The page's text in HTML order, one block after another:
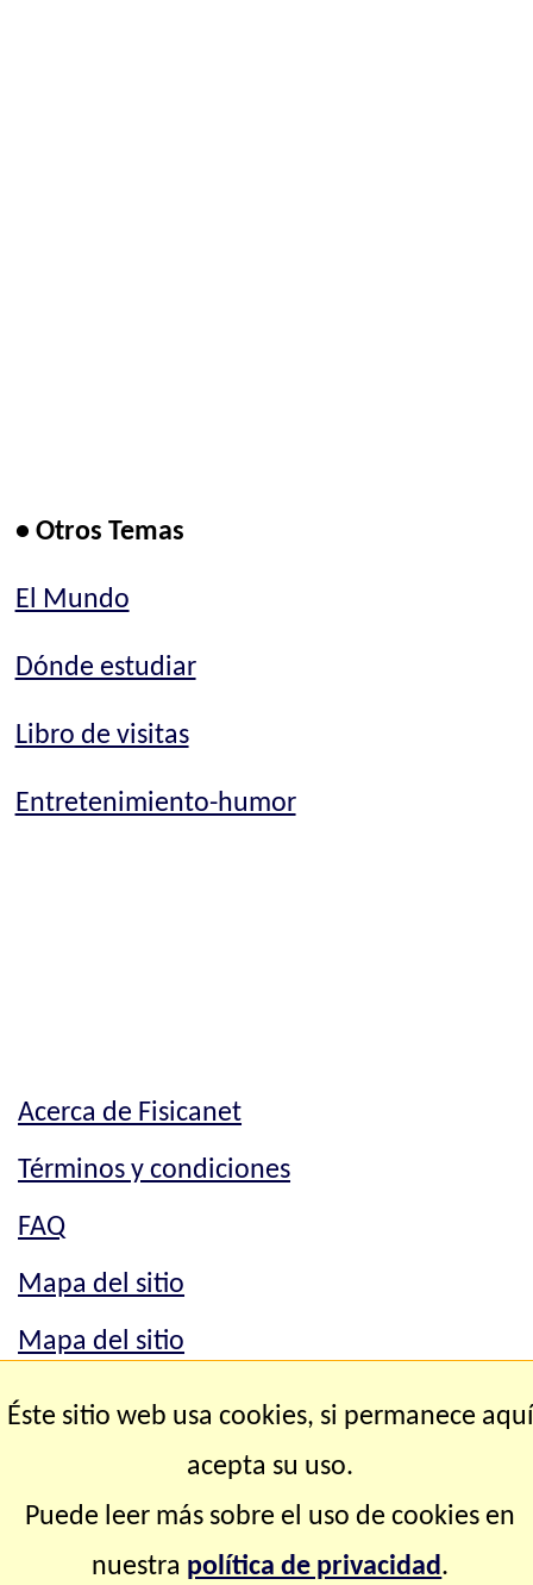
• Otros Temas
El Mundo
Dónde estudiar
Libro de visitas
Entretenimiento-humor
Acerca de Fisicanet
Términos y condiciones
FAQ
Mapa del sitio
Mapa del sitio
Contacto
Copyright © 2.000-2.028 Fisicanet ® Todos los
Éste sitio web usa cookies, si permanece aquí
acepta su uso.
Puede leer más sobre el uso de cookies en
nuestra política de privacidad.